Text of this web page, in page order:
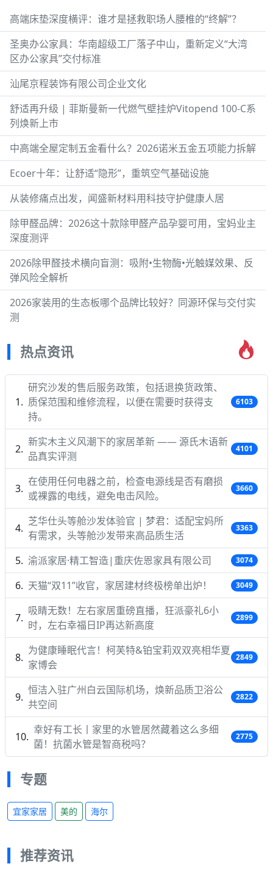
高端床垫深度横评：谁才是拯救职场人腰椎的“终解”？
圣奥办公家具：华南超级工厂落子中山，重新定义“大湾
区办公家具”交付标准
汕尾京程装饰有限公司企业文化
舒适再升级 | 菲斯曼新一代燃气壁挂炉Vitopend 100-C系
列焕新上市
中高端全屋定制五金看什么？2026诺米五金五项能力拆解
Ecoer十年：让舒适“隐形”，重筑空气基础设施
从装修痛点出发，闻盛新材料用科技守护健康人居
除甲醛品牌：2026这十款除甲醛产品孕婴可用，宝妈业主
深度测评
2026除甲醛技术横向盲测：吸附•生物酶•光触媒效果、反
弹风险全解析
2026家装用的生态板哪个品牌比较好？同源环保与交付实
测
热点资讯
研究沙发的售后服务政策，包括退换货政策、
质保范围和维修流程，以便在需要时获得支
持。
6103
新实木主义风潮下的家居革新 —— 源氏木语新
品真实评测
4101
在使用任何电器之前，检查电源线是否有磨损
或裸露的电线，避免电击风险。
3660
芝华仕头等舱沙发体验官 | 梦君：适配宝妈所
有需求，头等舱沙发带来高品质生活
3363
渝派家居·精工智造|重庆佐恩家具有限公司 3074
天猫“双11”收官，家居建材终极榜单出炉！ 3049
吸睛无数！左右家居重磅直播，狂派豪礼6小
时，左右幸福日IP再达新高度
2899
为健康睡眠代言！柯芙特&铂宝莉双双亮相华夏
家博会
2849
恒洁入驻广州白云国际机场，焕新品质卫浴公
共空间
2822
幸好有工长丨家里的水管居然藏着这么多细
菌！抗菌水管是智商税吗？
2775
专题
宜家家居 美的 海尔
推荐资讯